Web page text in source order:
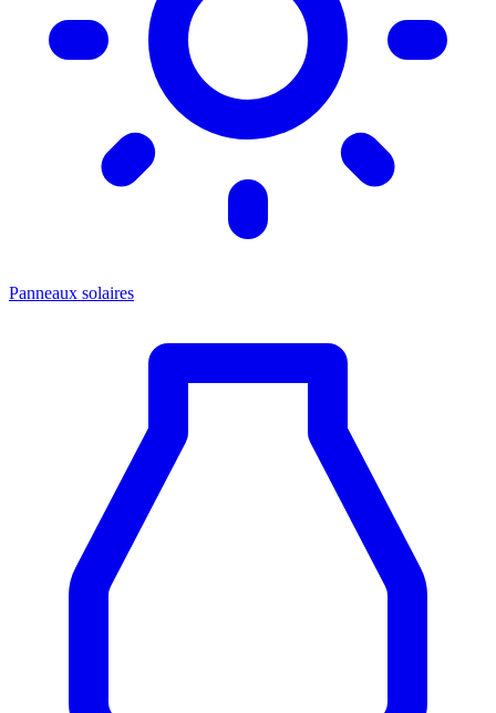
Panneaux solaires